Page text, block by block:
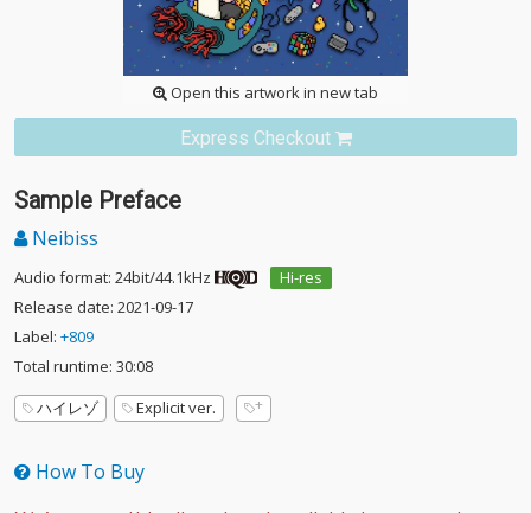
Open this artwork in new tab
Express Checkout
Sample Preface
Neibiss
Audio format: 24bit/44.1kHz
Hi-res
Release date: 2021-09-17
Label: +809
Total runtime: 30:08
ハイレゾ
Explicit ver.
How To Buy